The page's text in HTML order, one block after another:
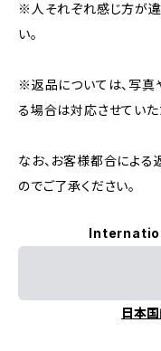
※人それぞれ感じ方が違
い。
※返品については、写真
る場合は対応させていた
なお、お客様都合によ
のでご了承ください。
日本